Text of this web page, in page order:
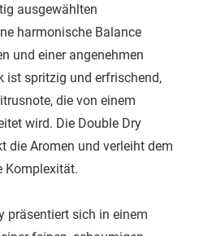
ausgewählten
harmonische Balance
und einer angenehmen
ist spritzig und erfrischend,
die von einem
wird. Die Double Dry
die Aromen und verleiht dem
Komplexität.
präsentiert sich in einem